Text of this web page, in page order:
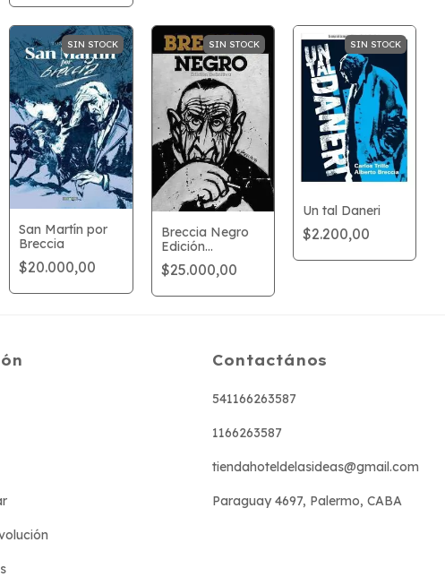
SIN STOCK
San Martín por
Breccia
$20.000,00
SIN STOCK
Breccia Negro
Edición
Definitiva
$25.000,00
SIN STOCK
Un tal Daneri
$2.200,00
Contactános
541166263587
1166263587
tiendahoteldelasideas@gmail.com
Paraguay 4697, Palermo, CABA